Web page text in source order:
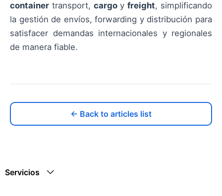
container transport, cargoyfreight, simplificando
la gestión de envíos, forwarding y distribución para
satisfacer demandas internacionales y regionales
de manera fiable.
← Back to articles list
Servicios